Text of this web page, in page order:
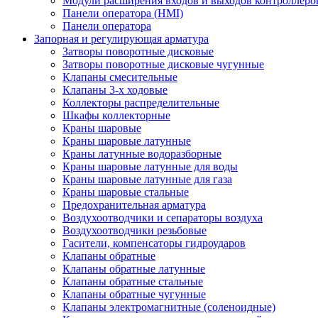
Панели оператора (HMI)
Панели оператора
Запорная и регулирующая арматура
Затворы поворотные дисковые
Затворы поворотные дисковые чугунные
Клапаны смесительные
Клапаны 3-х ходовые
Коллекторы распределительные
Шкафы коллекторные
Краны шаровые
Краны шаровые латунные
Краны латунные водоразборные
Краны шаровые латунные для воды
Краны шаровые латунные для газа
Краны шаровые стальные
Предохранительная арматура
Воздухоотводчики и сепараторы воздуха
Воздухоотводчики резьбовые
Гасители, компенсаторы гидроударов
Клапаны обратные
Клапаны обратные латунные
Клапаны обратные стальные
Клапаны обратные чугунные
Клапаны электромагнитные (соленоидные)